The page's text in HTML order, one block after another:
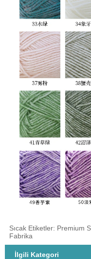
Sıcak Etiketler: Premium
Fabrika
İlgili Kategori